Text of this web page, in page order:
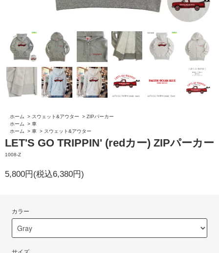
ホーム > スウェット&アウター > ZIPパーカー
ホーム
> 車
ホーム
> 車 > スウェット&アウター
LET'S GO TRIPPIN' (redカー) ZIPパーカー
1008-Z
5,800円(税込6,380円)
カラー